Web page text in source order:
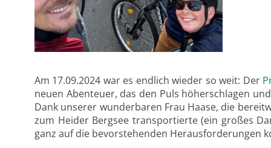
Am 17.09.2024 war es endlich wieder so weit: Der
neuen Abenteuer, das den Puls höherschlagen
Dank unserer wunderbaren Frau Haase, die
zum Heider Bergsee transportierte (ein großes
ganz auf die bevorstehenden Herausforderungen